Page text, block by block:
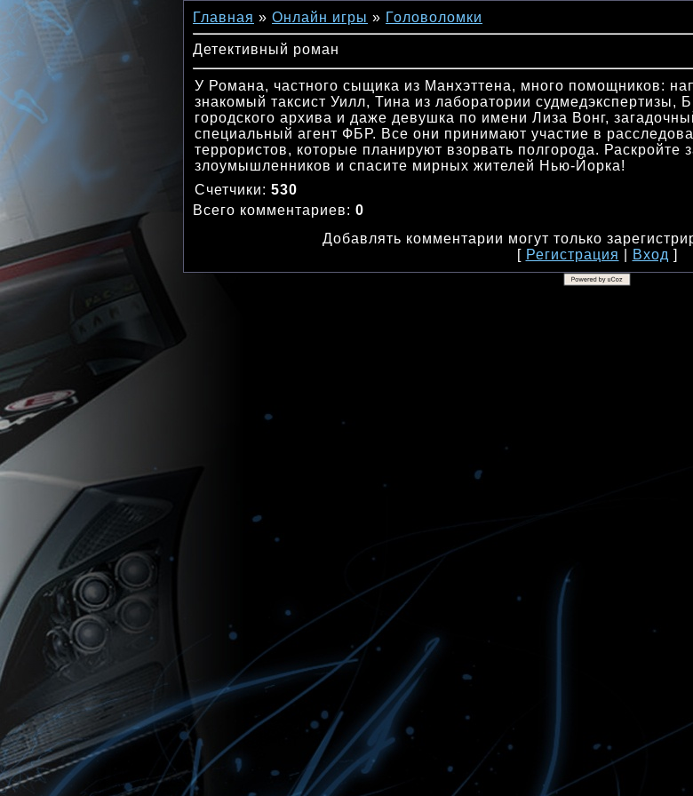
Главная » Онлайн игры » Головоломки
Детективный роман
У Романа, частного сыщика из Манхэттена, много помощников:
знакомый таксист Уилл, Тина из лаборатории судмедэкспертизы,
городского архива и даже девушка по имени Лиза Вонг,
специальный агент ФБР. Все они принимают участие в
террористов, которые планируют взорвать полгорода. Раскройте
злоумышленников и спасите мирных жителей Нью-Йорка!
Счетчики: 530
Всего комментариев: 0
Добавлять комментарии могут только
[ Регистрация Вход ]